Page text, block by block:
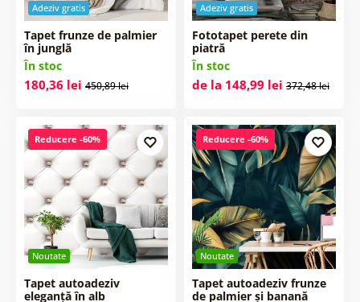
Adeziv gratis
Tapet frunze de palmier
în junglă
În stoc
180,36 lei 450,89 lei
Adeziv gratis
Fototapet perete din
piatră
În stoc
de la 148,99 lei 372,48 lei
Noutate
Reducere -60%
Tapet autoadeziv
eleganță în alb
Noutate
Reducere -60%
Tapet autoadeziv frunze
de palmier și banană